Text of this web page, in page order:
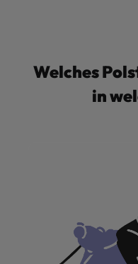
Welches
in